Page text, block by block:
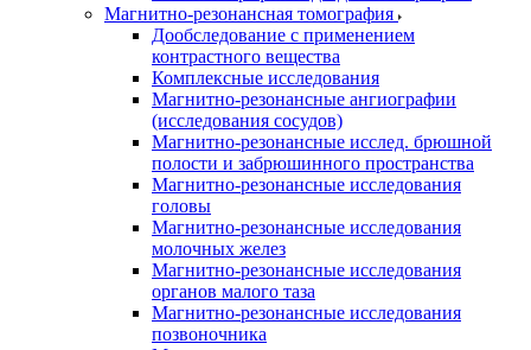
Магнитно-резонансная томография
Дообследование с применением
контрастного вещества
Комплексные исследования
Магнитно-резонансные ангиографии
(исследования сосудов)
Магнитно-резонансные исслед. брюшной
полости и забрюшинного пространства
Магнитно-резонансные исследования
головы
Магнитно-резонансные исследования
молочных желез
Магнитно-резонансные исследования
органов малого таза
Магнитно-резонансные исследования
позвоночника